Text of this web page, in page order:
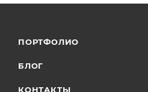
ПОРТФОЛИО
БЛОГ
КОНТАКТЫ